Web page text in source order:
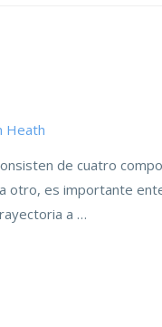
Heath
de cuatro
otro, es importante
a …